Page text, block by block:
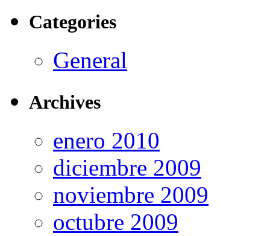
Categories
General
Archives
enero 2010
diciembre 2009
noviembre 2009
octubre 2009